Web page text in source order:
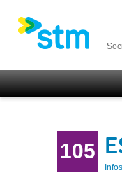
105